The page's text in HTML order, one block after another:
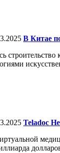
В Китае
Teladoc